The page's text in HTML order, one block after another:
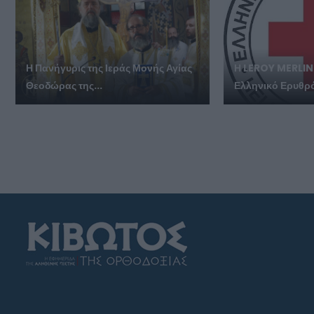
Η Πανήγυρις της Ιεράς Μονής Αγίας
Θεοδώρας της...
Η LEROY
Ελληνικό